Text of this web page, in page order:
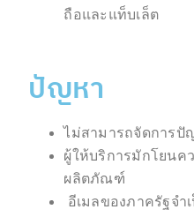
ถือและแท็บเล็ต
ปัญหา
ไม่สามารถจัดการปั
ผู้ให้บริการมักโยนค
ผลิตภัณฑ์
อีเมลของภาครัฐจำ